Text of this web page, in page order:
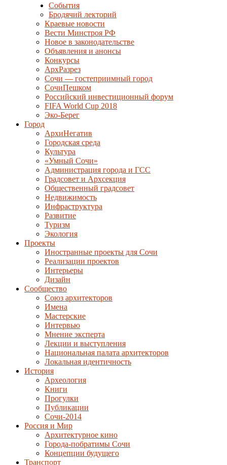
События
Бродячий лекторий
Краевые новости
Вести Минстроя РФ
Новое в законодательстве
Объявления и анонсы
Конкурсы
АрхРазрез
Сочи — гостеприимный город
СочиПешком
Российский инвестиционный форум
FIFA World Cup 2018
Эко-Берег
Город
АрхиНегатив
Городская среда
Культура
«Умный Сочи»
Администрация города и ГСС
Градсовет и Архсекция
Общественный градсовет
Недвижимость
Инфраструктура
Развитие
Туризм
Экология
Проекты
Иностранные проекты для Сочи
Реализации проектов
Интерьеры
Дизайн
Сообщество
Союз архитекторов
Имена
Мастерские
Интервью
Мнение эксперта
Лекции и выступления
Национальная палата архитекторов
Локальная идентичность
История
Археология
Книги
Прогулки
Публикации
Сочи-2014
Россия и Мир
Архитектурное кино
Города-побратимы Сочи
Концепции будущего
Транспорт